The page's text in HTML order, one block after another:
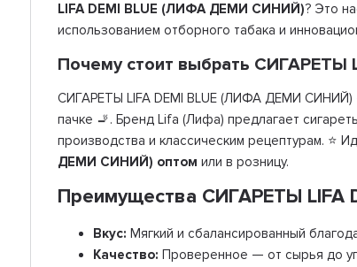
LIFA DEMI BLUE (ЛИФА ДЕМИ СИНИЙ)? Это
использованием отборного табака и
Почему стоит выбрать
СИГАРЕТЫ LIFA DEMI BLUE (ЛИФА ДЕМИ СИНИЙ)
пачке 🚬. Бренд Lifa (Лифа) предлагает
производства и классическим рецептурам. ⭐
ДЕМИ СИНИЙ) оптом или в розницу.
Преимущества СИГАРЕТЫ
Вкус: Мягкий и сбалансированный
Качество: Проверенное — от сырья до